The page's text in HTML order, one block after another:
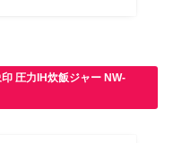
圧力IH炊飯ジャー NW-